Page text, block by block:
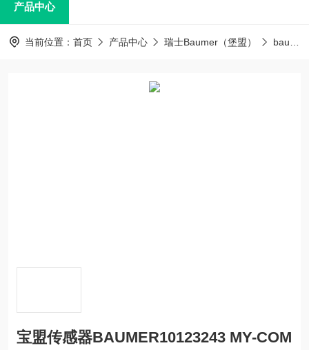
产品中心
当前位置： 首页 产品中心 瑞士Baumer（堡盟） baumer传感器
宝盟传感器BAUMER10123243 MY-COM